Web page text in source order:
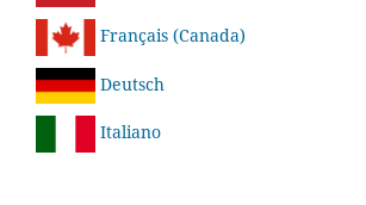
Français (Canada)
Deutsch
Italiano